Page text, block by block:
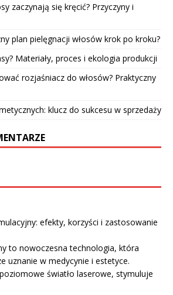
zaczynają się kręcić? Przyczyny i
plan pielęgnacji włosów krok po kroku?
Materiały, proces i ekologia produkcji
rozjaśniacz do włosów? Praktyczny
klucz do sukcesu w sprzedaży
efekty, korzyści i zastosowanie
to nowoczesna technologia, która
uznanie w medycynie i estetyce.
światło laserowe, stymuluje